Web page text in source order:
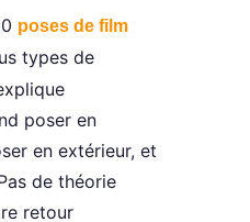
poses de film
types de
poser en
en extérieur, et
de théorie
retour